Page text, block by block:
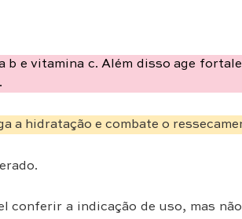
b e vitamina c. Além disso age
a hidratação e combate o
conferir a indicação de uso, mas